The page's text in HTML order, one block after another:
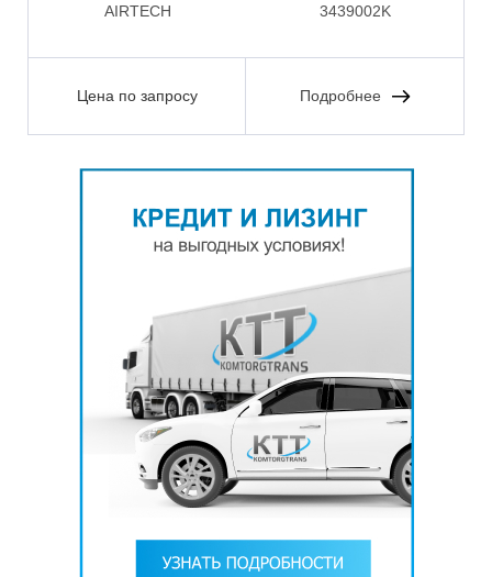
AIRTECH
3439002K
Цена по запросу Подробнее